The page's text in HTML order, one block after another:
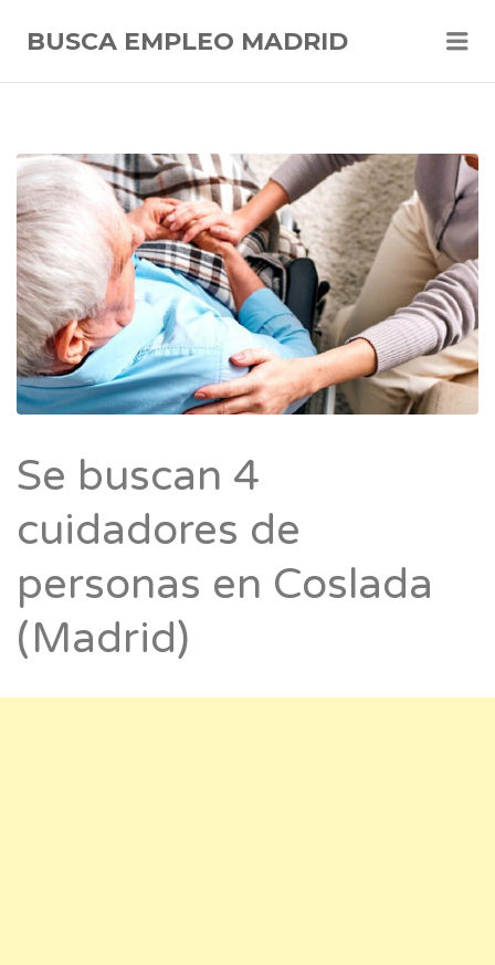
BUSCA EMPLEO MADRID
Se buscan 4
cuidadores de
personas en Coslada
(Madrid)